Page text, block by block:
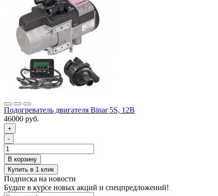
Подогреватель двигателя Binar 5S, 12В
46000 руб.
+
-
Подписка на новости
Будьте в курсе новых акций и спецпредложений!